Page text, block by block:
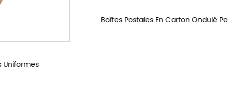
Boîtes Postales En Carton Ondulé Personnalisées